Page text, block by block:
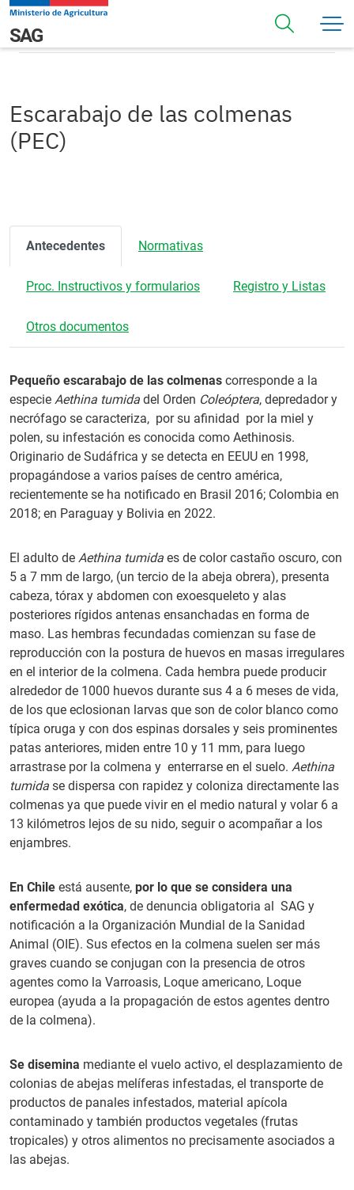
Pasar al contenido principal
Navegación principal
SAGEscarabajo de las colmenas (PEC)
Escarabajo de las colmenas
(PEC)
Antecedentes Normativas
Proc. Instructivos y formularios Registro y Listas
Otros documentos
Pequeño escarabajo de las colmenas corresponde a la
especie Aethina tumida del Orden Coleóptera, depredador y
necrófago se caracteriza, por su afinidad por la miel y
polen, su infestación es conocida como Aethinosis.
Originario de Sudáfrica y se detecta en EEUU en 1998,
propagándose a varios países de centro américa,
recientemente se ha notificado en Brasil 2016; Colombia en
2018; en Paraguay y Bolivia en 2022.
El adulto de Aethina tumida es de color castaño oscuro, con
5 a 7 mm de largo, (un tercio de la abeja obrera), presenta
cabeza, tórax y abdomen con exoesqueleto y alas
posteriores rígidos antenas ensanchadas en forma de
maso. Las hembras fecundadas comienzan su fase de
reproducción con la postura de huevos en masas irregulares
en el interior de la colmena. Cada hembra puede producir
alrededor de 1000 huevos durante sus 4 a 6 meses de vida,
de los que eclosionan larvas que son de color blanco como
típica oruga y con dos espinas dorsales y seis prominentes
patas anteriores, miden entre 10 y 11 mm, para luego
arrastrase por la colmena y enterrarse en el suelo. Aethina
tumida se dispersa con rapidez y coloniza directamente las
colmenas ya que puede vivir en el medio natural y volar 6 a
13 kilómetros lejos de su nido, seguir o acompañar a los
enjambres.
En Chile está ausente, por lo que se considera una
enfermedad exótica, de denuncia obligatoria al SAG y
notificación a la Organización Mundial de la Sanidad
Animal (OIE). Sus efectos en la colmena suelen ser más
graves cuando se conjugan con la presencia de otros
agentes como la Varroasis, Loque americano, Loque
europea (ayuda a la propagación de estos agentes dentro
de la colmena).
Se disemina mediante el vuelo activo, el desplazamiento de
colonias de abejas melíferas infestadas, el transporte de
productos de panales infestados, material apícola
contaminado y también productos vegetales (frutas
tropicales) y otros alimentos no precisamente asociados a
las abejas.